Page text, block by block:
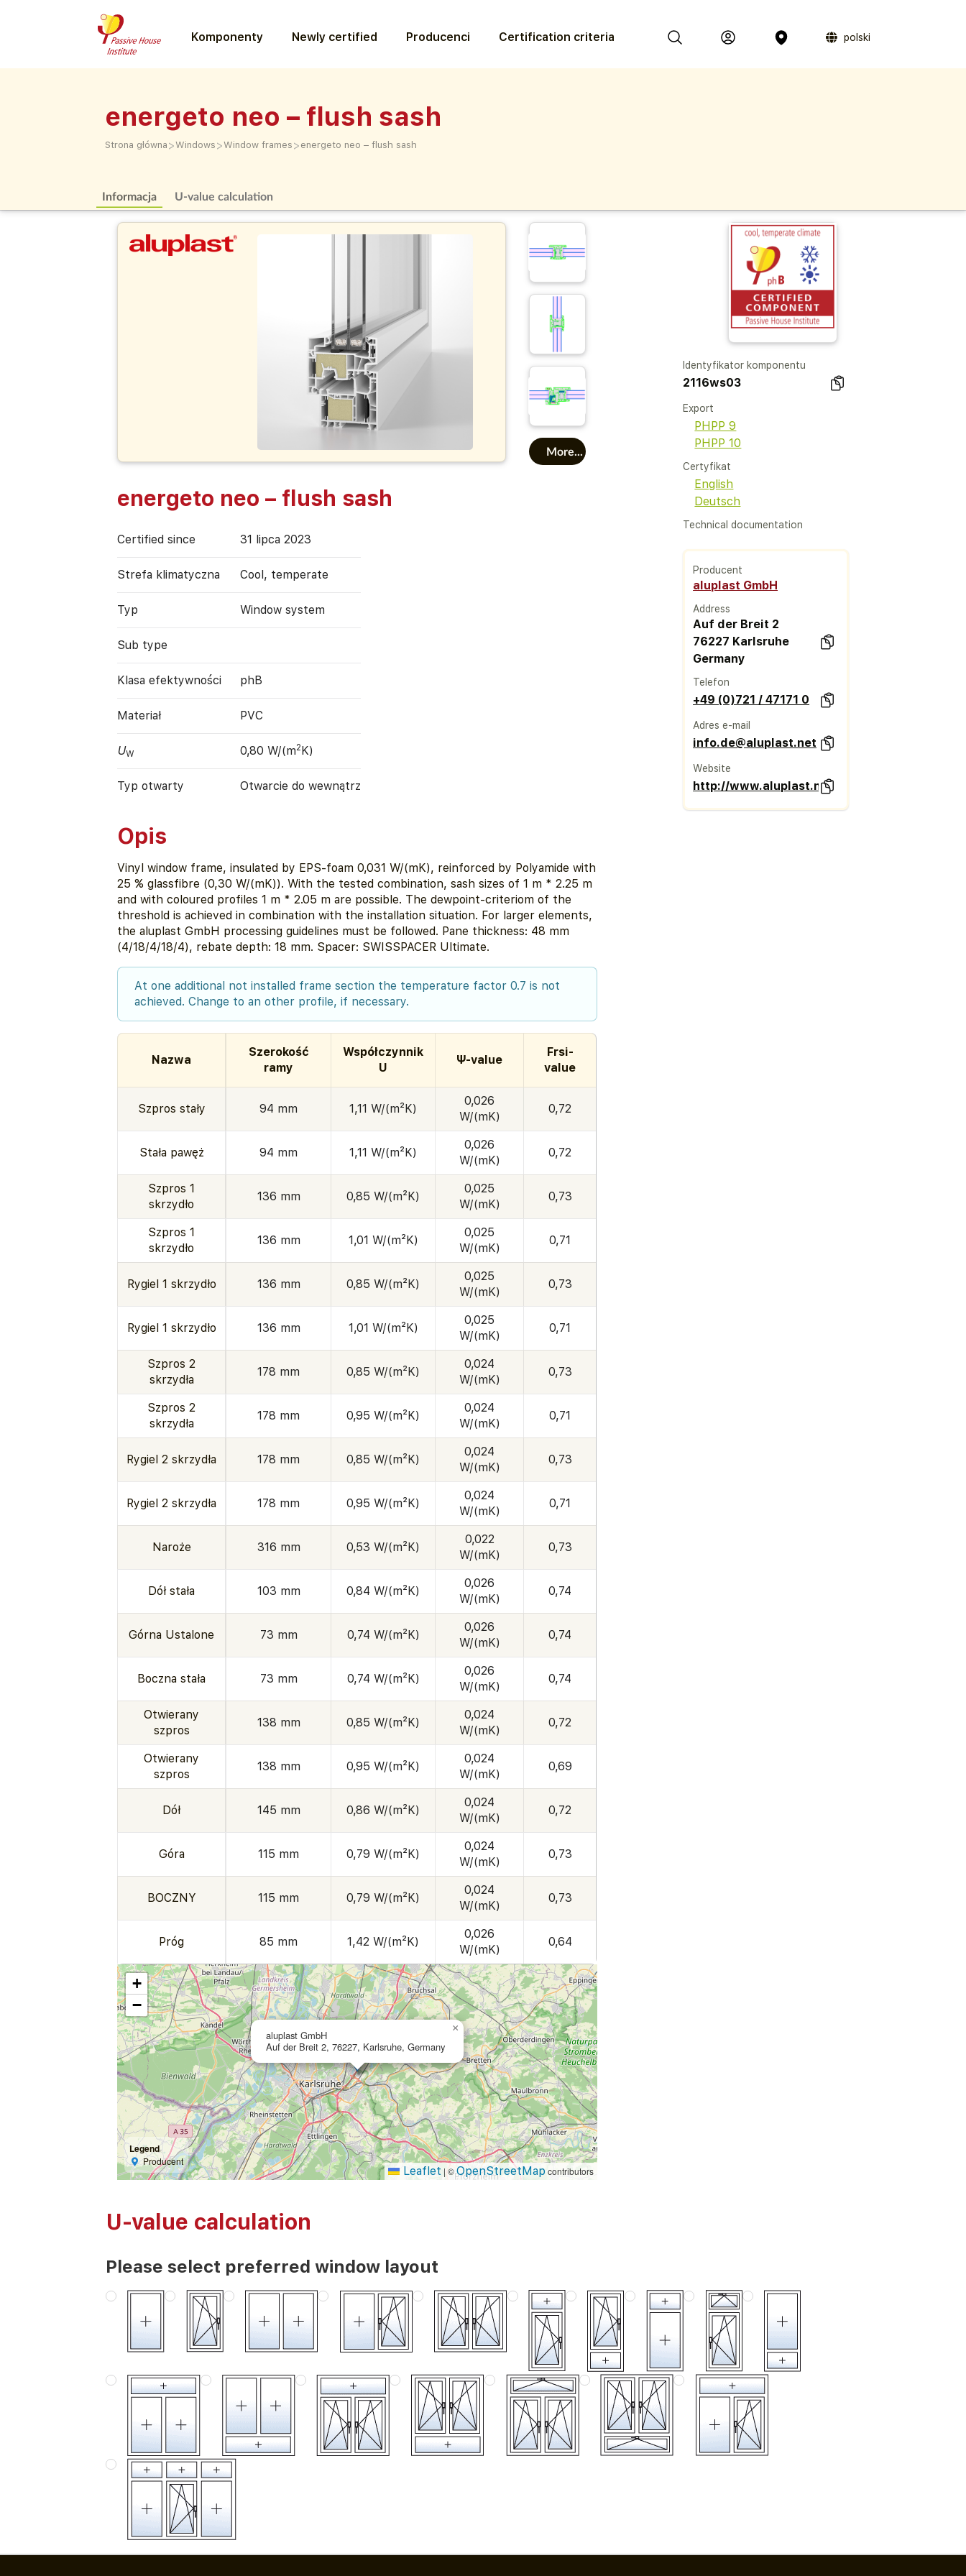
Komponenty Newly certified Producenci Certification criteria polski
energeto neo – flush sash
Strona główna >Windows >Window frames > energeto neo – flush sash
Informacja U-value calculation
More...
energeto neo – flush sash
Certified since 31 lipca 2023
Strefa klimatyczna Cool, temperate
Typ Window system
Sub type
Klasa efektywności phB
Materiał PVC
UW 0,80 W/(m2K)
Typ otwarty Otwarcie do wewnątrz
Opis
Vinyl window frame, insulated by EPS-foam 0,031 W/(mK), reinforced by Polyamide with
25 % glassfibre (0,30 W/(mK)). With the tested combination, sash sizes of 1 m * 2.25 m
and with coloured profiles 1 m * 2.05 m are possible. The dewpoint-criteriom of the
threshold is achieved in combination with the installation situation. For larger elements,
the aluplast GmbH processing guidelines must be followed. Pane thickness: 48 mm
(4/18/4/18/4), rebate depth: 18 mm. Spacer: SWISSPACER Ultimate.
At one additional not installed frame section the temperature factor 0.7 is not
achieved. Change to an other profile, if necessary.
Nazwa
Szerokość
ramy
Współczynnik
U
Ψ-value
Frsi-
value
Szpros stały 94 mm 1,11 W/(m²K)
0,026
W/(mK)
0,72
Stała pawęż 94 mm 1,11 W/(m²K)
0,026
W/(mK)
0,72
Szpros 1
skrzydło
136 mm 0,85 W/(m²K)
0,025
W/(mK)
0,73
Szpros 1
skrzydło
136 mm 1,01 W/(m²K)
0,025
W/(mK)
0,71
Rygiel 1 skrzydło 136 mm 0,85 W/(m²K)
0,025
W/(mK)
0,73
Rygiel 1 skrzydło 136 mm 1,01 W/(m²K)
0,025
W/(mK)
0,71
Szpros 2
skrzydła
178 mm 0,85 W/(m²K)
0,024
W/(mK)
0,73
Szpros 2
skrzydła
178 mm 0,95 W/(m²K)
0,024
W/(mK)
0,71
Rygiel 2 skrzydła 178 mm 0,85 W/(m²K)
0,024
W/(mK)
0,73
Rygiel 2 skrzydła 178 mm 0,95 W/(m²K)
0,024
W/(mK)
0,71
Naroże 316 mm 0,53 W/(m²K)
0,022
W/(mK)
0,73
Dół stała 103 mm 0,84 W/(m²K)
0,026
W/(mK)
0,74
Górna Ustalone 73 mm 0,74 W/(m²K)
0,026
W/(mK)
0,74
Boczna stała 73 mm 0,74 W/(m²K)
0,026
W/(mK)
0,74
Otwierany
szpros
138 mm 0,85 W/(m²K)
0,024
W/(mK)
0,72
Otwierany
szpros
138 mm 0,95 W/(m²K)
0,024
W/(mK)
0,69
Dół 145 mm 0,86 W/(m²K)
0,024
W/(mK)
0,72
Góra 115 mm 0,79 W/(m²K)
0,024
W/(mK)
0,73
BOCZNY 115 mm 0,79 W/(m²K)
0,024
W/(mK)
0,73
Próg 85 mm 1,42 W/(m²K)
0,026
W/(mK)
0,64
aluplast GmbH
Auf der Breit 2, 76227, Karlsruhe, Germany
×
+
−
Legend
Producent
Leaflet | ©OpenStreetMapcontributors
Identyfikator komponentu
2116ws03
Export
PHPP 9
PHPP 10
Certyfikat
English
Deutsch
Technical documentation
Producent
aluplast GmbH
Address
Auf der Breit 2
76227 Karlsruhe
Germany
Telefon
+49 (0)721 / 47171 0
Adres e-mail
info.de@aluplast.net
Website
http://www.aluplast.net
U-value calculation
Please select preferred window layout